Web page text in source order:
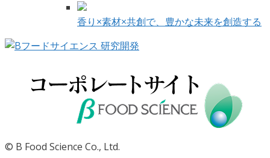
香り×素材×共創で、豊かな未来を創造する
© B Food Science Co., Ltd.